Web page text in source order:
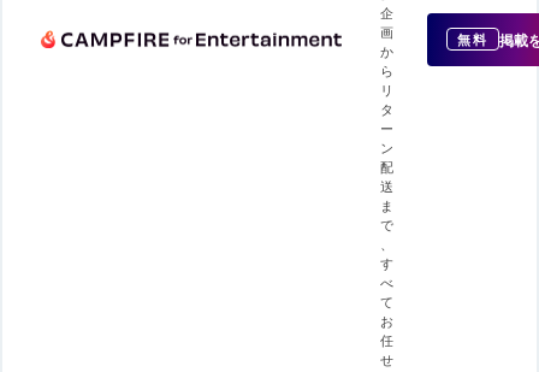
企
画
か
ら
リ
タ
ー
ン
配
送
ま
で
す
べ
て
お
任
せ
無料 掲載